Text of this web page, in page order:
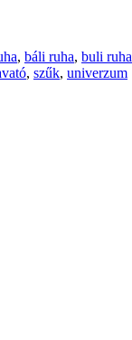
, báli ruha, buli ruha
, szűk, univerzum